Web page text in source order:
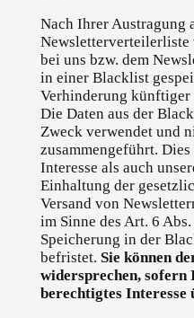
Nach Ihrer Austragung
bei uns bzw. dem
in einer Blacklist
Verhinderung
Die Daten aus der
Zweck verwendet und
zusammengeführt.
Interesse als auch
Einhaltung der
Versand von
im Sinne des Art. 6
Speicherung in der
befristet. Sie können
widersprechen, sofern
berechtigtes Interesse